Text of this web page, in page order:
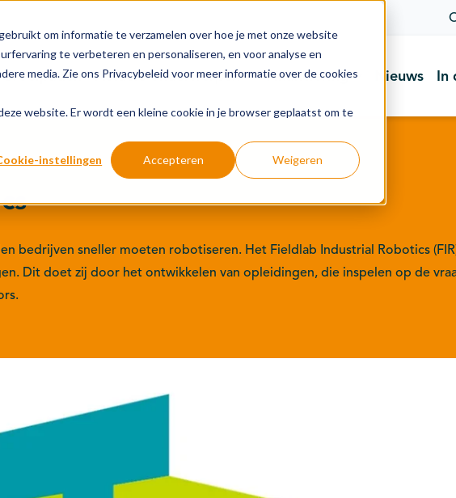
om informatie te verzamelen over hoe je met onze website
te verbeteren en personaliseren, en voor analyse en
media. Zie ons Privacybeleid voor meer informatie over de cookies
website. Er wordt een kleine cookie in je browser geplaatst om te
instellingen Accepteren Weigeren
Groeipaden Actuele onderwerpen Financiering Nieuws In
bedrijven sneller moeten robotiseren. Het Fieldlab Industrial Robotics
Dit doet zij door het ontwikkelen van opleidingen, die inspelen op de